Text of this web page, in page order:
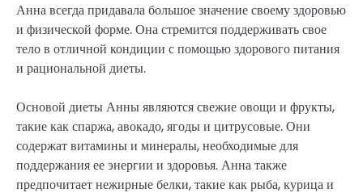
Анна всегда придавала большое значение своему здоровью
и физической форме. Она стремится поддерживать свое
тело в отличной кондиции с помощью здорового питания
и рациональной диеты.
Основой диеты Анны являются свежие овощи и фрукты,
такие как спаржа, авокадо, ягоды и цитрусовые. Они
содержат витамины и минералы, необходимые для
поддержания ее энергии и здоровья. Анна также
предпочитает нежирные белки, такие как рыба, курица и